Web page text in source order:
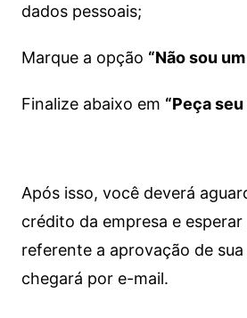
dados pessoais;
Marque a opção “Não sou
Finalize abaixo em “Peça
Após isso, você deverá
crédito da empresa e
referente a aprovação de
chegará por e-mail.